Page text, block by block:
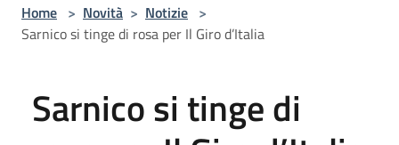
Home > Novità > Notizie >
Sarnico si tinge di rosa per Il Giro d’Italia
Sarnico si tinge di